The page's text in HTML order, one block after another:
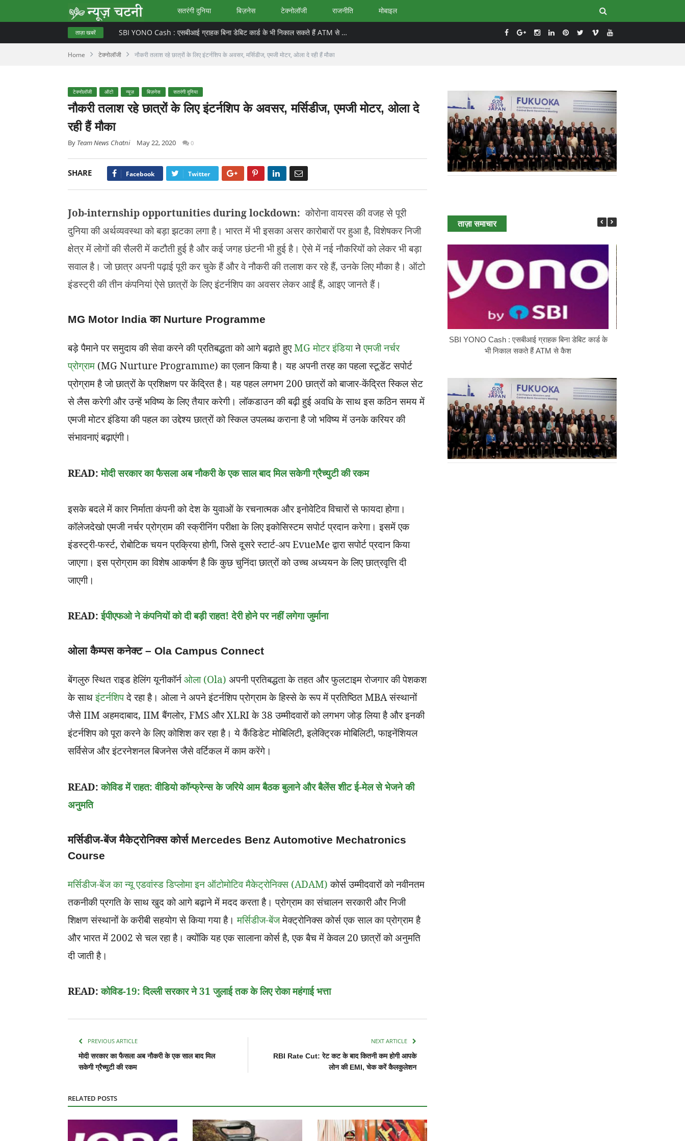
सतरंगी दुनिया बिज़नेस टेक्नोलॉजी राजनीति मोबाइल
ताज़ा खबरें SBI YONO Cash : एसबीआई ग्राहक बिना डेबिट कार्ड के भी निकाल सकते हैं ATM से कैश
Home टेक्नोलॉजी नौकरी तलाश रहे छात्रों के लिए इंटर्नशिप के अवसर, मर्सिडीज, एमजी मोटर, ओला दे रही हैं मौका
टेक्नोलॉजी ऑटो न्यूज़ बिज़नेस सतरंगी दुनिया
नौकरी तलाश रहे छात्रों के लिए इंटर्नशिप के अवसर, मर्सिडीज, एमजी मोटर, ओला दे
रही हैं मौका
By Team News Chatni May 22, 2020 0
SHARE Facebook Twitter Google+ Pinterest LinkedIn
Job-internship opportunities during lockdown: कोरोना वायरस की वजह से पूरी
दुनिया की अर्थव्यवस्था को बड़ा झटका लगा है। भारत में भी इसका असर कारोबारों पर हुआ है, विशेषकर निजी
क्षेत्र में लोगों की सैलरी में कटौती हुई है और कई जगह छंटनी भी हुई है। ऐसे में नई नौकरियों को लेकर भी बड़ा
सवाल है। जो छात्र अपनी पढ़ाई पूरी कर चुके हैं और वे नौकरी की तलाश कर रहे हैं, उनके लिए मौका है। ऑटो
इंडस्ट्री की तीन कंपनियां ऐसे छात्रों के लिए इंटर्नशिप का अवसर लेकर आईं हैं, आइए जानते हैं।
MG Motor India का Nurture Programme
बड़े पैमाने पर समुदाय की सेवा करने की प्रतिबद्धता को आगे बढ़ाते हुएMG मोटर इंडियानेएमजी नर्चर
प्रोग्राम (MG Nurture Programme) का एलान किया है। यह अपनी तरह का पहला स्टूडेंट सपोर्ट
प्रोग्राम है जो छात्रों के प्रशिक्षण पर केंद्रित है। यह पहल लगभग 200 छात्रों को बाजार-केंद्रित स्किल सेट
से लैस करेगी और उन्हें भविष्य के लिए तैयार करेगी। लॉकडाउन की बढ़ी हुई अवधि के साथ इस कठिन समय में
एमजी मोटर इंडिया की पहल का उद्देश्य छात्रों को स्किल उपलब्ध कराना है जो भविष्य में उनके करियर की
संभावनाएं बढ़ाएंगी।
READ:मोदी सरकार का फैसला अब नौकरी के एक साल बाद मिल सकेगी ग्रैच्युटी की रकम
इसके बदले में कार निर्माता कंपनी को देश के युवाओं के रचनात्मक और इनोवेटिव विचारों से फायदा होगा।
कॉलेजदेखो एमजी नर्चर प्रोग्राम की स्क्रीनिंग परीक्षा के लिए इकोसिस्टम सपोर्ट प्रदान करेगा। इसमें एक
इंडस्ट्री-फर्स्ट, रोबोटिक चयन प्रक्रिया होगी, जिसे दूसरे स्टार्ट-अप EvueMe द्वारा सपोर्ट प्रदान किया
जाएगा। इस प्रोग्राम का विशेष आकर्षण है कि कुछ चुनिंदा छात्रों को उच्च अध्ययन के लिए छात्रवृत्ति दी
जाएगी।
READ:ईपीएफओ ने कंपनियों को दी बड़ी राहत! देरी होने पर नहीं लगेगा जुर्माना
ओला कैम्पस कनेक्ट – Ola Campus Connect
बेंगलुरु स्थित राइड हेलिंग यूनीकॉर्नओला (Ola) अपनी प्रतिबद्धता के तहत और फुलटाइम रोजगार की पेशकश
के साथइंटर्नशिपदे रहा है। ओला ने अपने इंटर्नशिप प्रोग्राम के हिस्से के रूप में प्रतिष्ठित MBA संस्थानों
जैसे IIM अहमदाबाद, IIM बैंगलोर, FMS और XLRI के 38 उम्मीदवारों को लगभग जोड़ लिया है और इनकी
इंटर्नशिप को पूरा करने के लिए कोशिश कर रहा है। ये कैंडिडेट मोबिलिटी, इलेक्ट्रिक मोबिलिटी, फाइनेंशियल
सर्विसेज और इंटरनेशनल बिजनेस जैसे वर्टिकल में काम करेंगे।
READ:कोविड में राहत: वीडियो कॉन्फ्रेन्स के जरिये आम बैठक बुलाने और बैलेंस शीट ई-मेल से भेजने की
अनुमति
मर्सिडीज-बेंज मैकेट्रोनिक्स कोर्स Mercedes Benz Automotive Mechatronics
Course
मर्सिडीज-बेंज का न्यू एडवांस्ड डिप्लोमा इन ऑटोमोटिव मैकेट्रोनिक्स (ADAM)कोर्स उम्मीदवारों को नवीनतम
तकनीकी प्रगति के साथ खुद को आगे बढ़ाने में मदद करता है। प्रोग्राम का संचालन सरकारी और निजी
शिक्षण संस्थानों के करीबी सहयोग से किया गया है।मर्सिडीज-बेंजमेक्ट्रोनिक्स कोर्स एक साल का प्रोग्राम है
और भारत में 2002 से चल रहा है। क्योंकि यह एक सालाना कोर्स है, एक बैच में केवल 20 छात्रों को अनुमति
दी जाती है।
READ:कोविड-19: दिल्ली सरकार ने 31 जुलाई तक के लिए रोका महंगाई भत्ता
PREVIOUS ARTICLE
मोदी सरकार का फैसला अब नौकरी के एक साल बाद मिल
सकेगी ग्रैच्युटी की रकम
NEXT ARTICLE
RBI Rate Cut: रेट कट के बाद कितनी कम होगी आपके
लोन की EMI, चेक करें कैलकुलेशन
RELATED POSTS
ताज़ा समाचार
SBI YONO Cash : एसबीआई ग्राहक बिना डेबिट कार्ड के
भी निकाल सकते हैं ATM से कैश